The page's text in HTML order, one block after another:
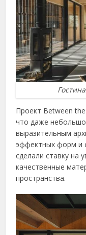
Проект Between
что даже
выразительным
эффектных форм и
сделали ставку на
качественные
пространства.